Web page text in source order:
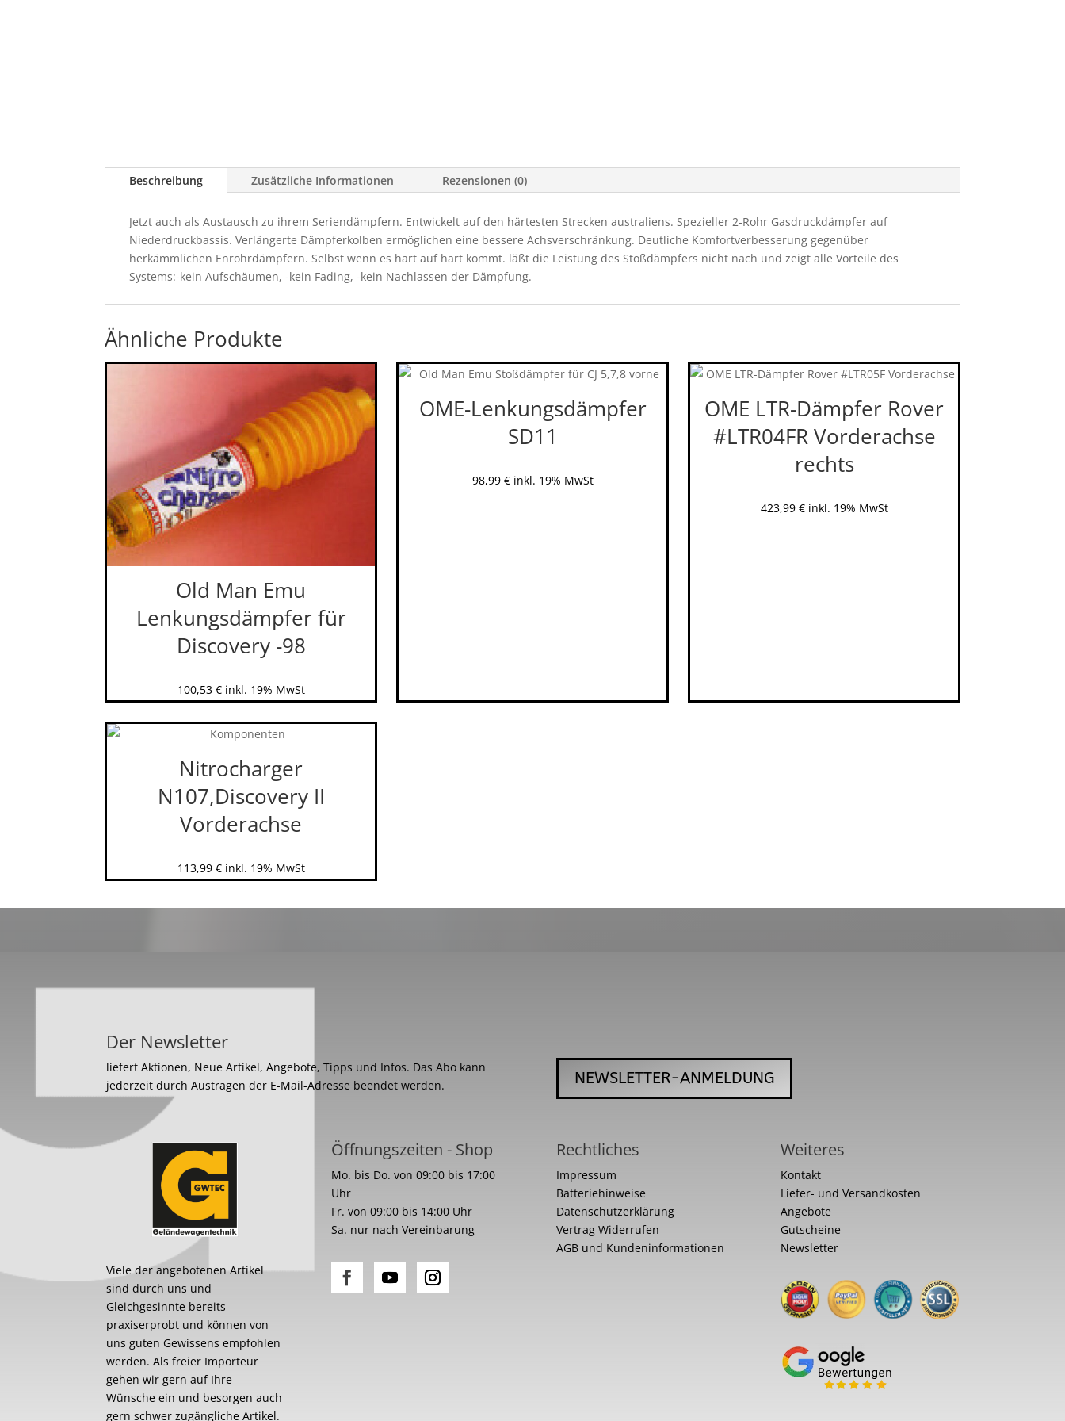
Beschreibung Zusätzliche Informationen Rezensionen (0)
Jetzt auch als Austausch zu ihrem Seriendämpfern. Entwickelt auf den härtesten Strecken australiens. Spezieller 2-Rohr Gasdruckdämpfer auf
Niederdruckbassis. Verlängerte Dämpferkolben ermöglichen eine bessere Achsverschränkung. Deutliche Komfortverbesserung gegenüber
herkämmlichen Enrohrdämpfern. Selbst wenn es hart auf hart kommt. läßt die Leistung des Stoßdämpfers nicht nach und zeigt alle Vorteile des
Systems:-kein Aufschäumen, -kein Fading, -kein Nachlassen der Dämpfung.
Ähnliche Produkte
Old Man Emu
Lenkungsdämpfer für
Discovery -98
100,53 € inkl. 19% MwSt
OME-Lenkungsdämpfer
SD11
98,99 € inkl. 19% MwSt
OME LTR-Dämpfer Rover
#LTR04FR Vorderachse
rechts
423,99 € inkl. 19% MwSt
Nitrocharger
N107,Discovery II
Vorderachse
113,99 € inkl. 19% MwSt
Der Newsletter
liefert Aktionen, Neue Artikel, Angebote, Tipps und Infos. Das Abo kann
jederzeit durch Austragen der E-Mail-Adresse beendet werden.
NEWSLETTER-ANMELDUNG
Viele der angebotenen Artikel
sind durch uns und
Gleichgesinnte bereits
praxiserprobt und können von
uns guten Gewissens empfohlen
werden. Als freier Importeur
gehen wir gern auf Ihre
Wünsche ein und besorgen auch
gern schwer zugängliche Artikel.
Öffnungszeiten - Shop
Mo. bis Do. von 09:00 bis 17:00
Uhr
Fr. von 09:00 bis 14:00 Uhr
Sa. nur nach Vereinbarung
Rechtliches
Impressum
Batteriehinweise
Datenschutzerklärung
Vertrag Widerrufen
AGB und Kundeninformationen
Weiteres
Kontakt
Liefer- und Versandkosten
Angebote
Gutscheine
Newsletter